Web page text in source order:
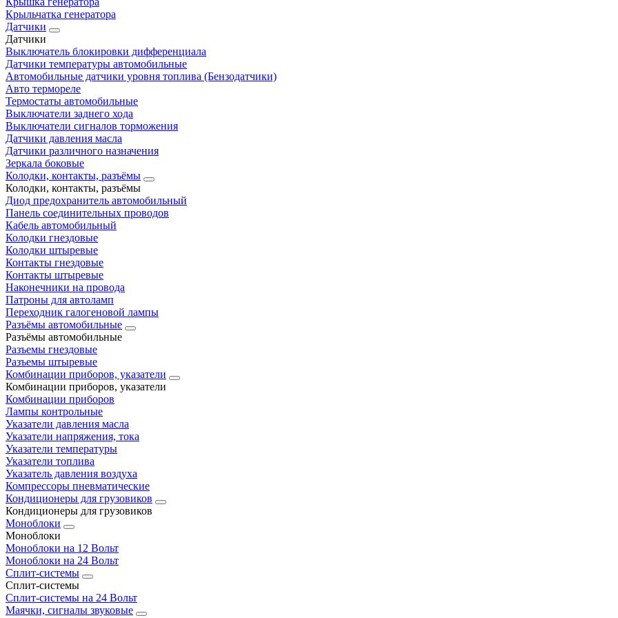
Крыльчатка генератора
Датчики
Датчики
Выключатель блокировки дифференциала
Датчики температуры автомобильные
Автомобильные датчики уровня топлива (Бензодатчики)
Авто термореле
Термостаты автомобильные
Выключатели заднего хода
Выключатели сигналов торможения
Датчики давления масла
Датчики различного назначения
Зеркала боковые
Колодки, контакты, разъёмы
Колодки, контакты, разъёмы
Диод предохранитель автомобильный
Панель соединительных проводов
Кабель автомобильный
Колодки гнездовые
Колодки штыревые
Контакты гнездовые
Контакты штыревые
Наконечники на провода
Патроны для автоламп
Переходник галогеновой лампы
Разъёмы автомобильные
Разъёмы автомобильные
Разъемы гнездовые
Разъемы штыревые
Комбинации приборов, указатели
Комбинации приборов, указатели
Комбинации приборов
Лампы контрольные
Указатели давления масла
Указатели напряжения, тока
Указатели температуры
Указатели топлива
Указатель давления воздуха
Компрессоры пневматические
Кондиционеры для грузовиков
Кондиционеры для грузовиков
Моноблоки
Моноблоки
Моноблоки на 12 Вольт
Моноблоки на 24 Вольт
Сплит-системы
Сплит-системы
Сплит‑системы на 24 Вольт
Маячки, сигналы звуковые